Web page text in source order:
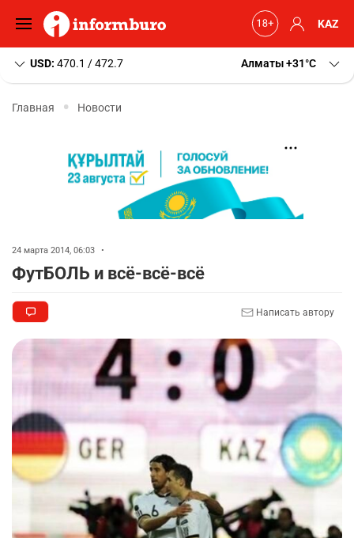
KAZ
USD: 470.1 / 472.7 Алматы+31 C
Главная Новости
24 марта 2014, 06:03 •
ФутБОЛЬ и всё-всё-всё
Написать автору